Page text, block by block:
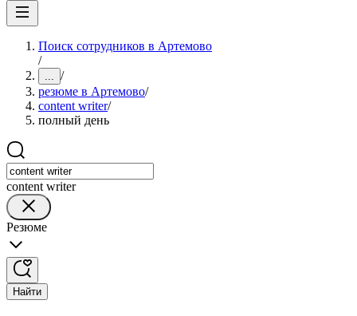
Поиск сотрудников в Артемово
/
... /
резюме в Артемово/
content writer/
полный день
content writer
Резюме
Найти